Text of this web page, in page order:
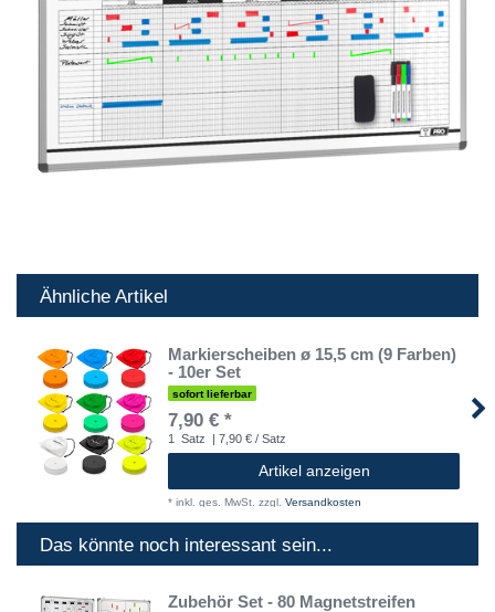
Ähnliche Artikel
Markierscheiben ø 15,5 cm (9 Farben)
- 10er Set
sofort lieferbar
7,90 € *
1 Satz | 7,90 € / Satz
Artikel anzeigen
* inkl. ges. MwSt. zzgl. Versandkosten
Das könnte noch interessant sein...
Zubehör Set - 80 Magnetstreifen